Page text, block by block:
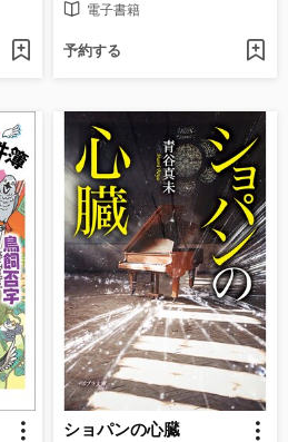
電子書籍
予約する
ショパンの心臓